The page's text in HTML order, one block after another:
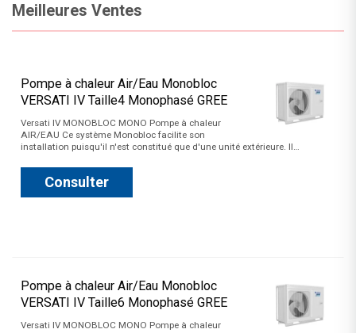
Meilleures Ventes
Pompe à chaleur Air/Eau Monobloc
VERSATI IV Taille4 Monophasé GREE
Versati IV MONOBLOC MONO Pompe à chaleur
AIR/EAU Ce système Monobloc facilite son
installation puisqu'il n'est constitué que d'une unité extérieure. Il…
Consulter
Pompe à chaleur Air/Eau Monobloc
VERSATI IV Taille6 Monophasé GREE
Versati IV MONOBLOC MONO Pompe à chaleur